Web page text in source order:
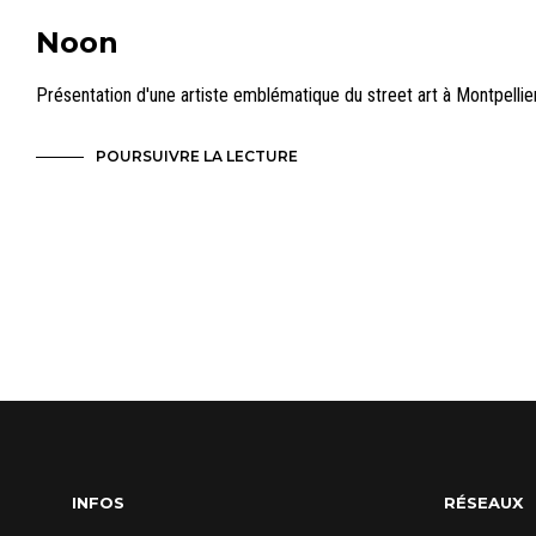
Noon
Présentation d'une artiste emblématique du street art à
POURSUIVRE LA LECTURE
INFOS RÉSEAUX